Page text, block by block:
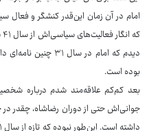
امام در آن زمان این‌قدر کنشگر و فعال
دیدم که امام در سال
بوده است.
بعد کم‌کم علاقه‌مند شدم درباره
جوانی‌اش حتی از دوران رضاشاه، چقدر